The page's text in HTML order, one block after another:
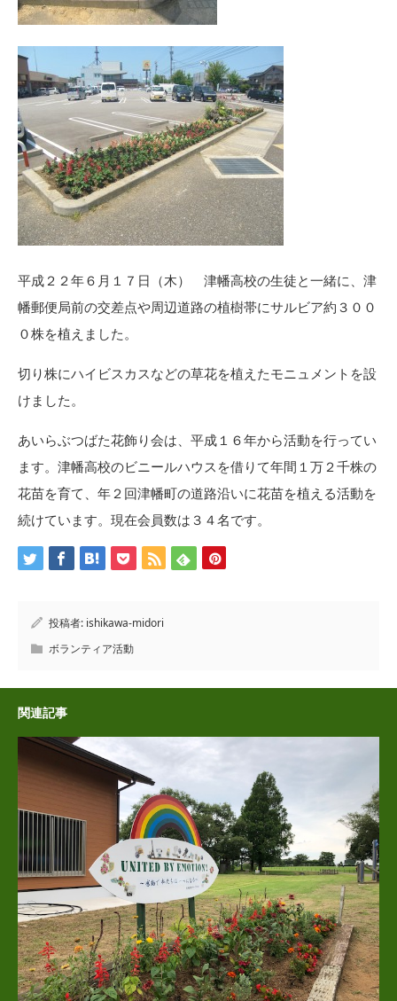
平成２２年６月１７日（木） 津幡高校の生徒と一緒に、津
幡郵便局前の交差点や周辺道路の植樹帯にサルビア約３００
０株を植えました。
切り株にハイビスカスなどの草花を植えたモニュメントを設
けました。
あいらぶつばた花飾り会は、平成１６年から活動を行ってい
ます。津幡高校のビニールハウスを借りて年間１万２千株の
花苗を育て、年２回津幡町の道路沿いに花苗を植える活動を
続けています。現在会員数は３４名です。
投稿者: ishikawa-midori
ボランティア活動
関連記事